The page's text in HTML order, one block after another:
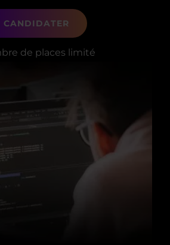
CANDIDATER
de places limité